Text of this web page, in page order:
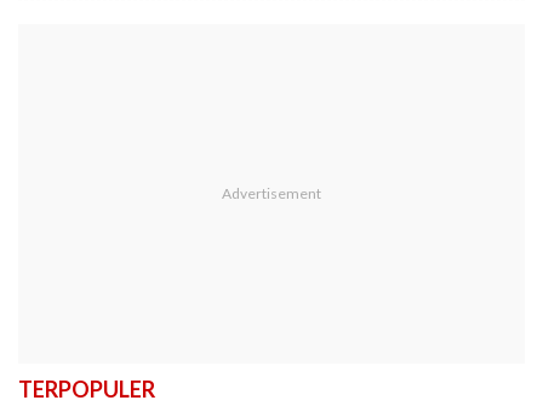
TERPOPULER